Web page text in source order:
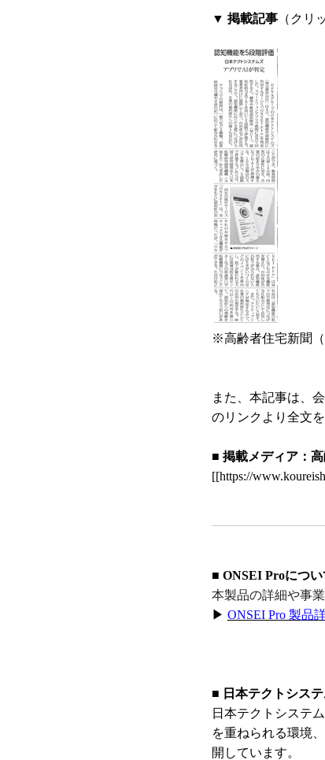
▼ 掲載記事（クリ
※高齢者住宅新聞
また、本記事は、
のリンクより全文
■ 掲載メディア：高
[[https://
■ ONSEI Proについ
本製品の詳細や事
▶ ONSEI Pro 製品
■ 日本テクトシス
日本テクトシステ
を重ねられる環境
開しています。